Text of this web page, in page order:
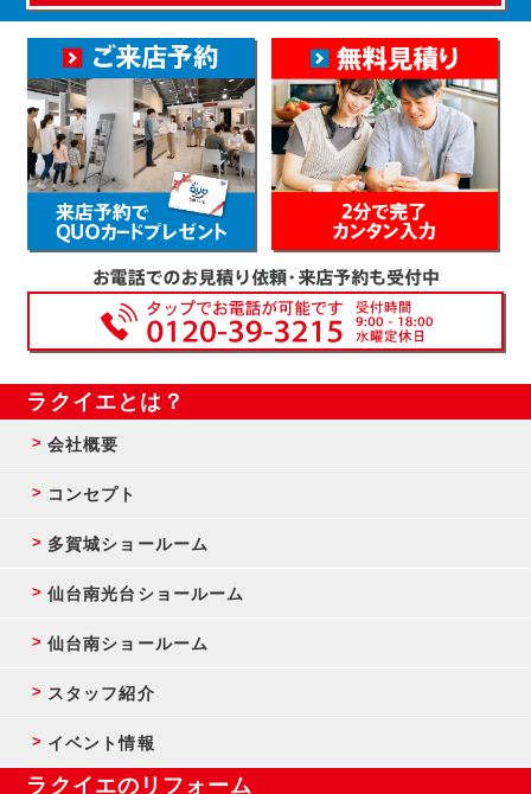
ラクイエとは？
会社概要
コンセプト
多賀城ショールーム
仙台南光台ショールーム
仙台南ショールーム
スタッフ紹介
イベント情報
ラクイエのリフォーム